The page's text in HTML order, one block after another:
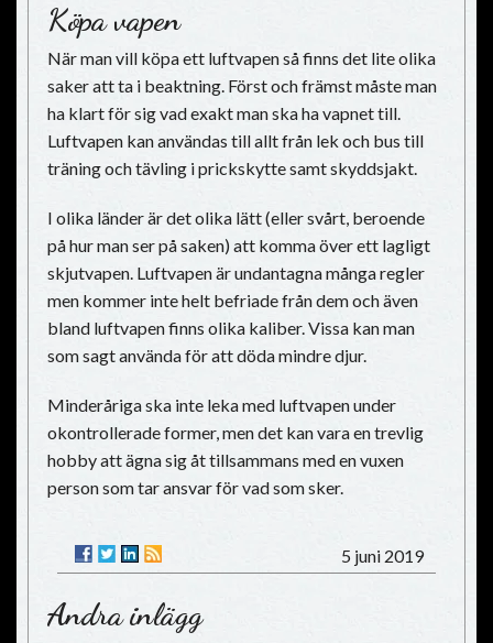
Köpa vapen
När man vill köpa ett luftvapen så finns det lite olika
saker att ta i beaktning. Först och främst måste man
ha klart för sig vad exakt man ska ha vapnet till.
Luftvapen kan användas till allt från lek och bus till
träning och tävling i prickskytte samt skyddsjakt.
I olika länder är det olika lätt (eller svårt, beroende
på hur man ser på saken) att komma över ett lagligt
skjutvapen. Luftvapen är undantagna många regler
men kommer inte helt befriade från dem och även
bland luftvapen finns olika kaliber. Vissa kan man
som sagt använda för att döda mindre djur.
Minderåriga ska inte leka med luftvapen under
okontrollerade former, men det kan vara en trevlig
hobby att ägna sig åt tillsammans med en vuxen
person som tar ansvar för vad som sker.
5 juni 2019
Andra inlägg